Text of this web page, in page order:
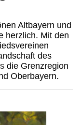
Altbayern und
herzlich. Mit den
des
die Grenzregion
Oberbayern.